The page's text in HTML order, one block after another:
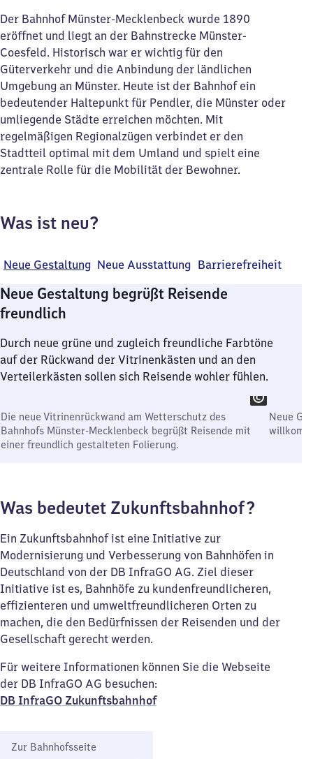
Der Bahnhof Münster-Mecklenbeck wurde 1890
eröffnet und liegt an der Bahnstrecke Münster-
Coesfeld. Historisch war er wichtig für den
Güterverkehr und die Anbindung der ländlichen
Umgebung an Münster. Heute ist der Bahnhof ein
bedeutender Haltepunkt für Pendler, die Münster oder
umliegende Städte erreichen möchten. Mit
regelmäßigen Regionalzügen verbindet er den
Stadtteil optimal mit dem Umland und spielt eine
zentrale Rolle für die Mobilität der Bewohner.
Was ist neu?
Neue Gestaltung Neue Ausstattung Barrierefreiheit
Neue Gestaltung begrüßt Reisende
freundlich
Durch neue grüne und zugleich freundliche Farbtöne
auf der Rückwand der Vitrinenkästen und an den
Verteilerkästen sollen sich Reisende wohler fühlen.
Die neue Vitrinenrückwand am Wetterschutz des
Bahnhofs Münster-Mecklenbeck begrüßt Reisende mit
einer freundlich gestalteten Folierung.
Neue
Was bedeutet Zukunftsbahnhof?
Ein Zukunftsbahnhof ist eine Initiative zur
Modernisierung und Verbesserung von Bahnhöfen in
Deutschland von der DB InfraGO AG. Ziel dieser
Initiative ist es, Bahnhöfe zu kundenfreundlicheren,
effizienteren und umweltfreundlicheren Orten zu
machen, die den Bedürfnissen der Reisenden und der
Gesellschaft gerecht werden.
Für weitere Informationen können Sie die Webseite
der DB InfraGO AG besuchen:
DB InfraGO Zukunftsbahnhof​
Zur Bahnhofsseite